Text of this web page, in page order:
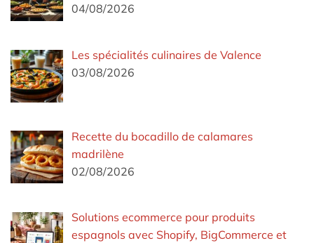
04/08/2026
Les spécialités culinaires de Valence
03/08/2026
Recette du bocadillo de calamares
madrilène
02/08/2026
Solutions ecommerce pour produits
espagnols avec Shopify, BigCommerce et